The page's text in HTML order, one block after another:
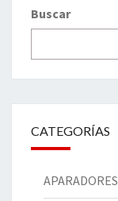
Buscar
CATEGORÍAS
APARADORES